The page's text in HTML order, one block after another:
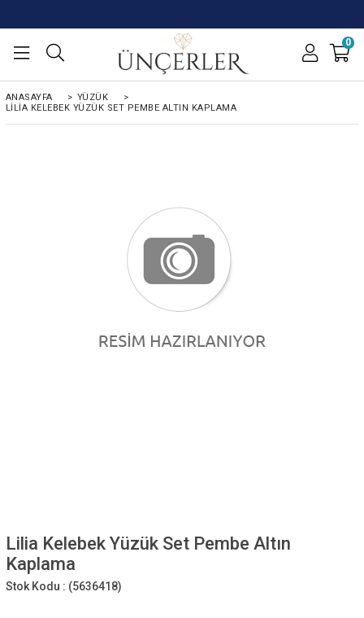
0
ANASAYFA > YÜZÜK
>
LILIA KELEBEK YÜZÜK SET PEMBE ALTIN KAPLAMA
Lilia Kelebek Yüzük Set Pembe Altın
Kaplama
Stok Kodu : (5636418)